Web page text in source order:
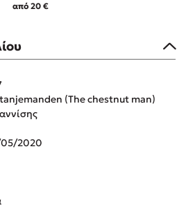
Αφήστε τους(The chestnut man)
2020
από 20 €